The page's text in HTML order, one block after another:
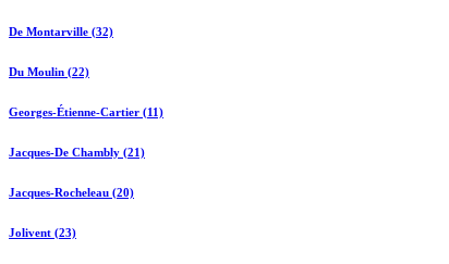
De Montarville (32)
Du Moulin (22)
Georges-Étienne-Cartier (11)
Jacques-De Chambly (21)
Jacques-Rocheleau (20)
Jolivent (23)